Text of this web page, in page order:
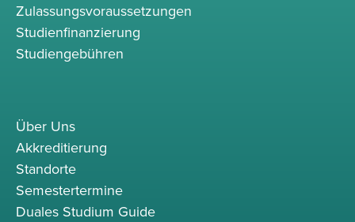
Zulassungsvoraussetzungen
Studienfinanzierung
Studiengebühren
Über Uns
Akkreditierung
Standorte
Semestertermine
Duales Studium Guide